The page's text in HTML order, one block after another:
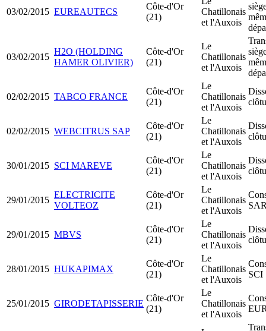
03/02/2015 EUREAUTECS
Côte-d'Or
(21)
Chatillonais
et l'Auxois
03/02/2015
H2O (HOLDING
HAMER OLIVIER)
Côte-d'Or
(21)
Le
Chatillonais
et l'Auxois
02/02/2015 TABCO FRANCE
Côte-d'Or
(21)
Le
Chatillonais
et l'Auxois
02/02/2015 WEBCITRUS SAP
Côte-d'Or
(21)
Le
Chatillonais
et l'Auxois
30/01/2015 SCI MAREVE
Côte-d'Or
(21)
Le
Chatillonais
et l'Auxois
29/01/2015
ELECTRICITE
VOLTEOZ
Côte-d'Or
(21)
Le
Chatillonais
et l'Auxois
29/01/2015 MBVS
Côte-d'Or
(21)
Le
Chatillonais
et l'Auxois
28/01/2015 HUKAPIMAX
Côte-d'Or
(21)
Le
Chatillonais
et l'Auxois
SCI
25/01/2015 GIRODETAPISSERIE
Côte-d'Or
(21)
Le
Chatillonais
et l'Auxois